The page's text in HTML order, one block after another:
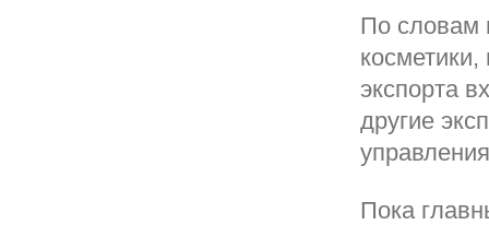
По словам
экспорта
другие
Пока